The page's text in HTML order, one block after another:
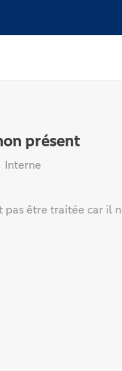
présent
Interne
pas être traitée car il